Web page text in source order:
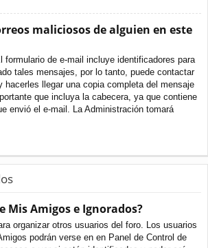
maliciosos de alguien en este
formulario de e-mail incluye identificadores para
tales mensajes, por lo tanto, puede contactar
hacerles llegar una copia completa del mensaje
que incluya la cabecera, ya que contiene
envió el e-mail. La Administración tomará
Mis Amigos e Ignorados?
organizar otros usuarios del foro. Los usuarios
podrán verse en en Panel de Control de